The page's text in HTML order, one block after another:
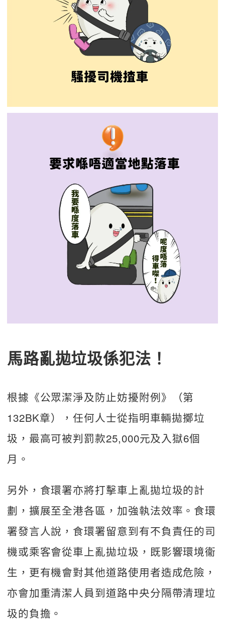
馬路亂拋垃圾係犯法！
根據《公眾潔淨及防止妨擾附例》（第
132BK章），任何人士從指明車輛拋擲垃
圾，最高可被判罰款25,000元及入獄6個
月。
另外，食環署亦將打擊車上亂拋垃圾的計
劃，擴展至全港各區，加強執法效率。食環
署發言人說，食環署留意到有不負責任的司
機或乘客會從車上亂拋垃圾，既影響環境衞
生，更有機會對其他道路使用者造成危險，
亦會加重清潔人員到道路中央分隔帶清理垃
圾的負擔。